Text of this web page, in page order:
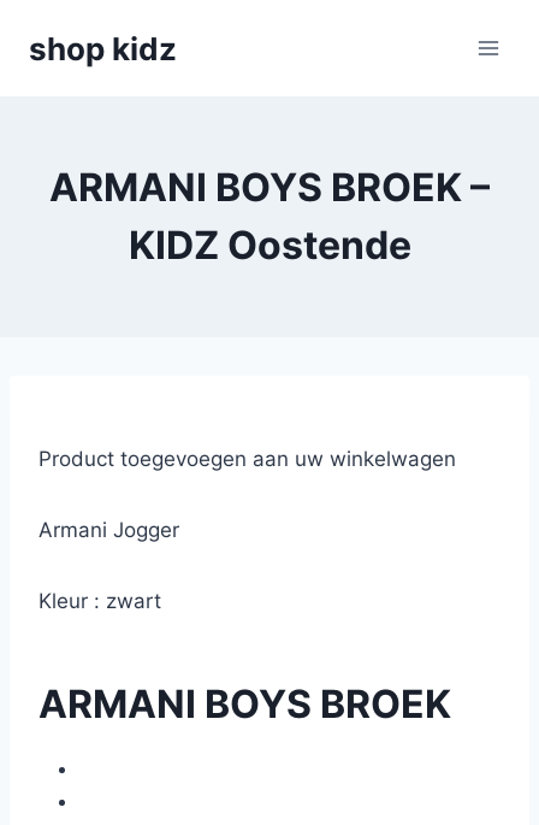
shop kidz
ARMANI BOYS BROEK –
KIDZ Oostende
Product toegevoegen aan uw winkelwagen
Armani Jogger
Kleur : zwart
ARMANI BOYS BROEK